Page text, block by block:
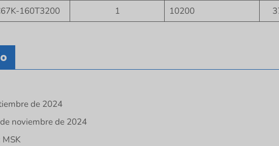
160T3200 1 10200
de 2024
noviembre de 2024
MSK